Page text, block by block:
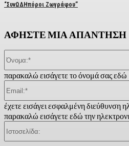
“ΣυνΩΔΗπόροι Ζωγράφου”
ΑΦΗΣΤΕ ΜΙΑ ΑΠΑΝΤΗΣΗ
παρακαλώ εισάγετε το όνομά σας εδώ
έχετε εισάγει εσφαλμένη διεύθυνση
παρακαλώ εισάγετε εδώ την